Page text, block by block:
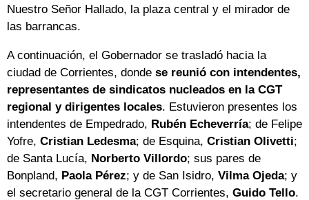
Nuestro Señor Hallado, la plaza central y el mirador de
las barrancas.
A continuación, el Gobernador se trasladó hacia la
ciudad de Corrientes, donde se reunió con intendentes,
representantes de sindicatos nucleados en la CGT
regional y dirigentes locales. Estuvieron presentes los
intendentes de Empedrado, Rubén Echeverría; de Felipe
Yofre, Cristian Ledesma; de Esquina, Cristian Olivetti;
de Santa Lucía, Norberto Villordo; sus pares de
Bonpland, Paola Pérez; y de San Isidro, Vilma Ojeda; y
el secretario general de la CGT Corrientes, Guido Tello.